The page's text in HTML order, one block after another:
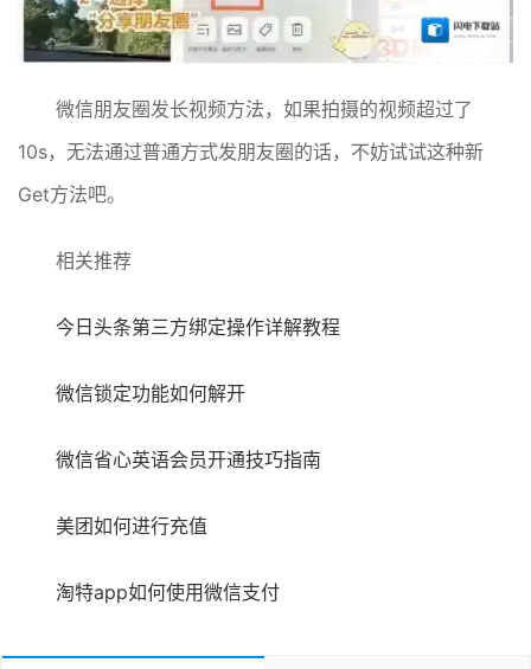
微信朋友圈发长视频方法，如果拍摄的视频超过了
10s，无法通过普通方式发朋友圈的话，不妨试试这种新
Get方法吧。
相关推荐
今日头条第三方绑定操作详解教程
微信锁定功能如何解开
微信省心英语会员开通技巧指南
美团如何进行充值
淘特app如何使用微信支付